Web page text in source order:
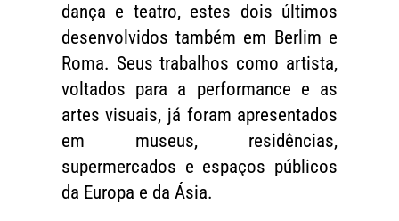
dança e teatro, estes dois últimos
desenvolvidos também em Berlim e
Roma. Seus trabalhos como artista,
voltados para a performance e as
artes visuais, já foram apresentados
em museus, residências,
supermercados e espaços públicos
da Europa e da Ásia.